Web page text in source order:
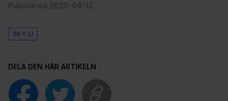
Publicerad 2025-09-12
SKY LI
DELA DEN HÄR ARTIKELN